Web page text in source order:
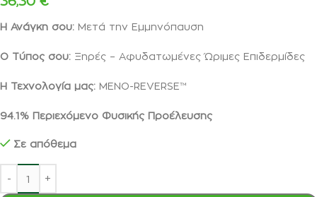
Η Ανάγκη σου: Μετά την Εμμηνόπαυση
Ο Τύπος σου: Ξηρές – Αφυδατωμένες Ώριμες Επιδερμίδες
Η Τεχνολογία μας: MENO-REVERSE™
94.1% Περιεχόμενο Φυσικής Προέλευσης
Σε απόθεμα